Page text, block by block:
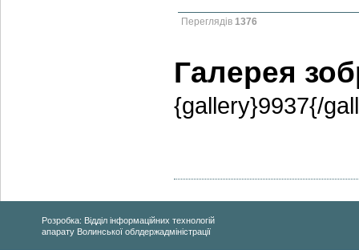
Переглядів 1376
Галерея
{gallery}9937{/
Розробка: Відділ інформаційних технологій
апарату Волинської облдержадміністрації